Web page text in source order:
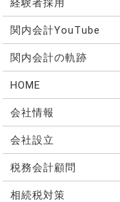
経験者採用
関内会計YouTube
関内会計の軌跡
HOME
会社情報
会社設立
税務会計顧問
相続税対策